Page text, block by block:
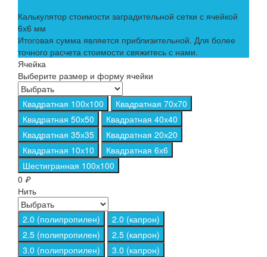
Калькулятор стоимости заградительной сетки с ячейкой
6х6 мм
Итоговая сумма является приблизительной. Для более
точного расчета стоимости свяжитесь с нами.
Ячейка
Выберите размер и форму ячейки
Квадратная 100х100
Квадратная 70х70
Квадратная 50х50
Квадратная 40х40
Квадратная 35х35
Квадратная 20х20
Квадратная 10х10
Квадратная 6х6
Шестигранная 100х100
0 ₽
Нить
2.0 (полипропилен)
2.0 (капрон)
2.5 (полипропилен)
2.5 (капрон)
3.0 (полипропилен)
3.0 (капрон)